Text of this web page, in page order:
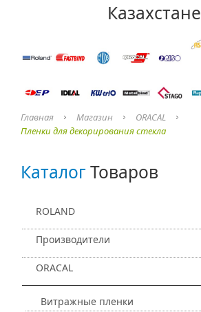
Казахстане
Главная Магазин
ORACAL
Пленки для декорирования стекла
КаталогТоваров
ROLAND
Производители
ORACAL
Витражные пленки